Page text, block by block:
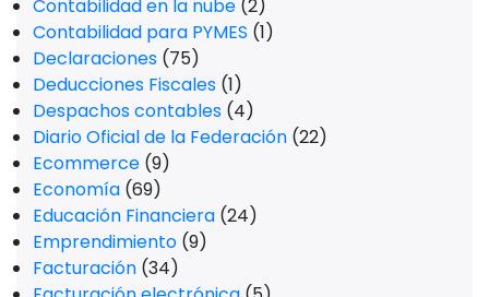
Contabilidad en la nube (2)
Contabilidad para PYMES (1)
Declaraciones (75)
Deducciones Fiscales (1)
Despachos contables (4)
Diario Oficial de la Federación (22)
Ecommerce (9)
Economía (69)
Educación Financiera (24)
Emprendimiento (9)
Facturación (34)